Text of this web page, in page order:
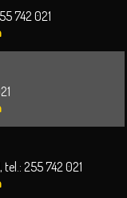
742 021
255 742 021